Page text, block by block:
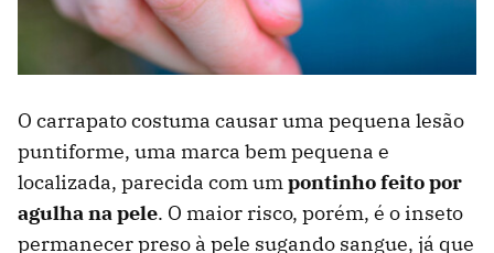
O carrapato costuma causar uma pequena lesão
puntiforme, uma marca bem pequena e
localizada, parecida com um pontinho feito por
agulha na pele. O maior risco, porém, é o inseto
permanecer preso à pele sugando sangue, já que